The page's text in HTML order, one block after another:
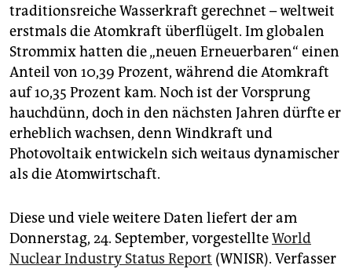
traditionsreiche Wasserkraft gerechnet – weltweit
erstmals die Atomkraft überflügelt. Im globalen
Strommix hatten die „neuen Erneuerbaren“ einen
Anteil von 10,39 Prozent, während die Atomkraft
auf 10,35 Prozent kam. Noch ist der Vorsprung
hauchdünn, doch in den nächsten Jahren dürfte er
erheblich wachsen, denn Windkraft und
Photovoltaik entwickeln sich weitaus dynamischer
als die Atomwirtschaft.
Diese und viele weitere Daten liefert der am
Donnerstag, 24. September, vorgestellteWorld
Nuclear Industry Status Report (WNISR). Verfasser